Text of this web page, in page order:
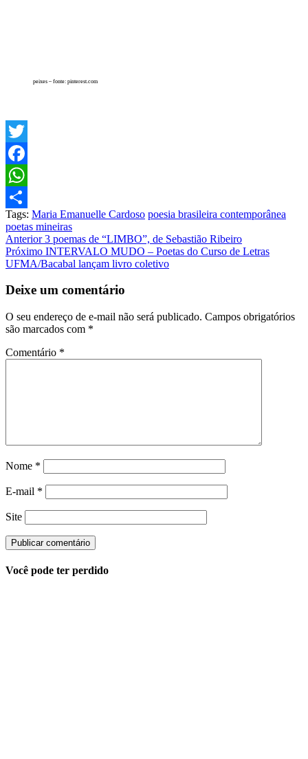
peixes – fonte: pinterest.com
Twitter
Facebook
WhatsApp
Share
Tags: Maria Emanuelle Cardoso poesia brasileira contemporânea
poetas mineiras
Post
navigation
Anterior3 poemas de “LIMBO”, de Sebastião Ribeiro
Próximo INTERVALO MUDO – Poetas do Curso de Letras
UFMA/Bacabal lançam livro coletivo
Deixe um comentário
O seu endereço de e-mail não será publicado. Campos obrigatórios
são marcados com *
Comentário *
Nome *
E-mail *
Site
Você pode ter perdido